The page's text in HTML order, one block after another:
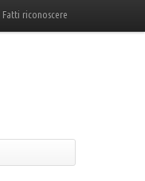
Fatti riconoscere